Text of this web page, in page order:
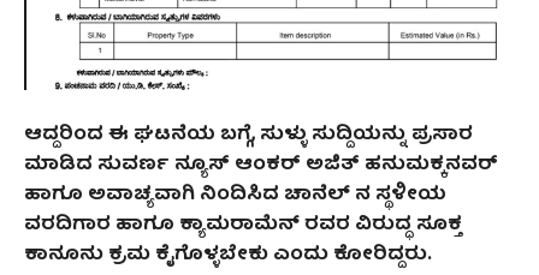
ಆದ್ದರಿಂದ ಈ ಘಟನೆಯ ಬಗ್ಗೆ, ಸುಳ್ಳು ಸುದ್ದಿಯನ್ನು ಪ್ರಸಾರ
ಮಾಡಿದ ಸುವರ್ಣ ನ್ಯೂಸ್ ಆಂಕರ್ ಅಜಿತ್‌ ಹನುಮಕ್ಕನವರ್‌
ಹಾಗೂ ಅವಾಚ್ಯವಾಗಿ ನಿಂದಿಸಿದ ಚಾನೆಲ್‌ ನ ಸ್ಥಳೀಯ
ವರದಿಗಾರ ಹಾಗೂ ಕ್ಯಾಮರಾಮೆನ್ ರವರ ವಿರುದ್ಧ ಸೂಕ್ತ
ಕಾನೂನು ಕ್ರಮ ಕೈಗೊಳ್ಳಬೇಕು ಎಂದು ಕೋರಿದ್ದರು.